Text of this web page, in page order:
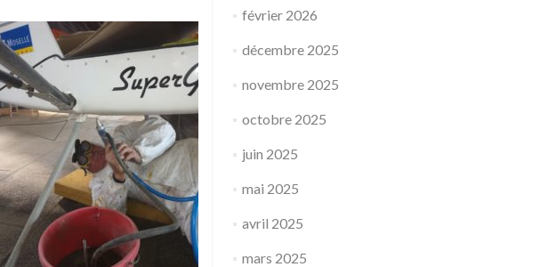
février 2026
décembre 2025
novembre 2025
octobre 2025
juin 2025
mai 2025
avril 2025
mars 2025